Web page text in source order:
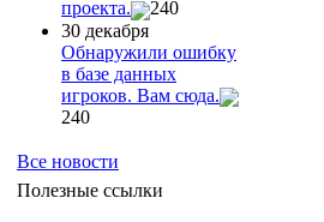
проекта.
240
30 декабря
Обнаружили ошибку
в базе данных
игроков. Вам сюда.
240
Все новости
Полезные ссылки